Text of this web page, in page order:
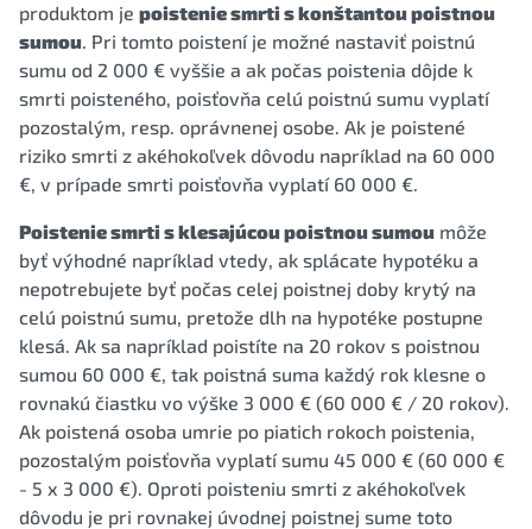
produktom je poistenie smrti s konštantou poistnou
sumou. Pri tomto poistení je možné nastaviť poistnú
sumu od 2 000 € vyššie a ak počas poistenia dôjde k
smrti poisteného, poisťovňa celú poistnú sumu vyplatí
pozostalým, resp. oprávnenej osobe. Ak je poistené
riziko smrti z akéhokoľvek dôvodu napríklad na 60 000
€, v prípade smrti poisťovňa vyplatí 60 000 €.
Poistenie smrti s klesajúcou poistnou sumou môže
byť výhodné napríklad vtedy, ak splácate hypotéku a
nepotrebujete byť počas celej poistnej doby krytý na
celú poistnú sumu, pretože dlh na hypotéke postupne
klesá. Ak sa napríklad poistíte na 20 rokov s poistnou
sumou 60 000 €, tak poistná suma každý rok klesne o
rovnakú čiastku vo výške 3 000 € (60 000 € / 20 rokov).
Ak poistená osoba umrie po piatich rokoch poistenia,
pozostalým poisťovňa vyplatí sumu 45 000 € (60 000 €
- 5 x 3 000 €). Oproti poisteniu smrti z akéhokoľvek
dôvodu je pri rovnakej úvodnej poistnej sume toto